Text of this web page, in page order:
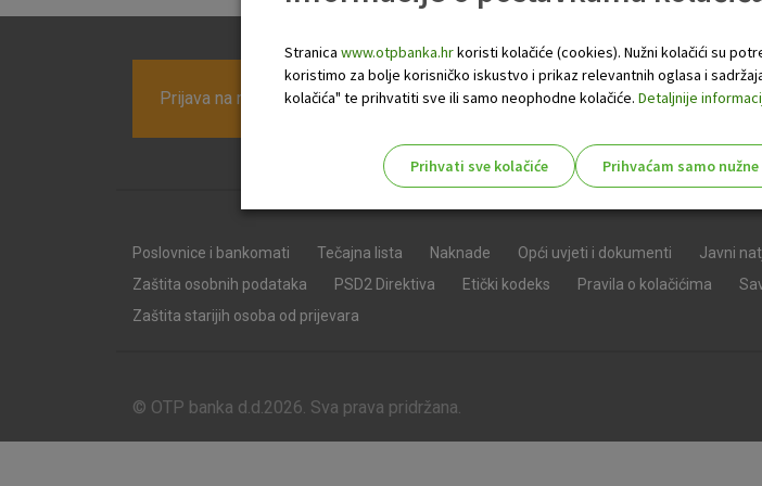
Prijava na newsletter OTP banke
Poslovnice i bankomati Tečajna lista Naknade Opći uvjeti i dokumenti Javni
Zaštita osobnih podataka
PSD2 Direktiva Etički kodeks Pravila o kolačićima
Zaštita starijih osoba od prijevara
© OTP banka d.d.2026. Sva prava pridržana.
Stranica www.otpbanka.hrkoristi kolačiće (cookies). Nužni kolačići su
koristimo za bolje korisničko iskustvo i prikaz relevantnih oglasa i
kolačića" te prihvatiti sve ili samo neophodne kolačiće. Detaljnije
Prihvati sve kolačiće Prihvaćam samo
njima, ali u